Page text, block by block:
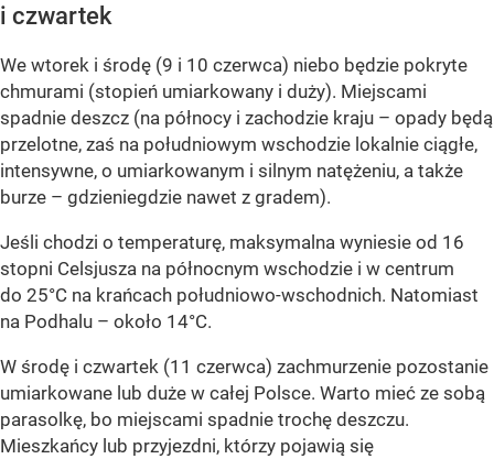
i czwartek
We wtorek i środę (9 i 10 czerwca) niebo będzie pokryte
chmurami (stopień umiarkowany i duży). Miejscami
spadnie deszcz (na północy i zachodzie kraju – opady będą
przelotne, zaś na południowym wschodzie lokalnie ciągłe,
intensywne, o umiarkowanym i silnym natężeniu, a także
burze – gdzieniegdzie nawet z gradem).
Jeśli chodzi o temperaturę, maksymalna wyniesie od 16
stopni Celsjusza na północnym wschodzie i w centrum
do 25°C na krańcach południowo-wschodnich. Natomiast
na Podhalu – około 14°C.
W środę i czwartek (11 czerwca) zachmurzenie pozostanie
umiarkowane lub duże w całej Polsce. Warto mieć ze sobą
parasolkę, bo miejscami spadnie trochę deszczu.
Mieszkańcy lub przyjezdni, którzy pojawią się